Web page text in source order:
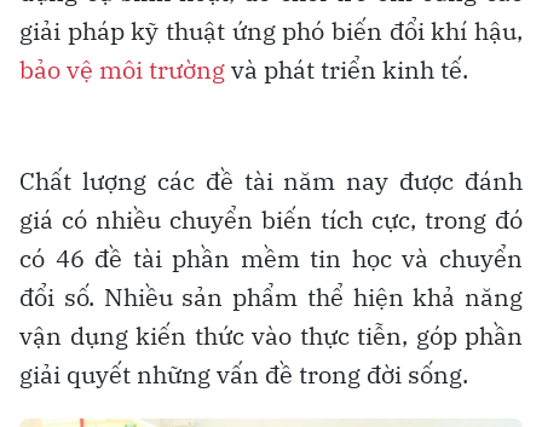
giải pháp kỹ thuật ứng phó biến đổi khí hậu,
bảo vệ môi trườngvà phát triển kinh tế.
Chất lượng các đề tài năm nay được đánh
giá có nhiều chuyển biến tích cực, trong đó
có 46 đề tài phần mềm tin học và chuyển
đổi số. Nhiều sản phẩm thể hiện khả năng
vận dụng kiến thức vào thực tiễn, góp phần
giải quyết những vấn đề trong đời sống.